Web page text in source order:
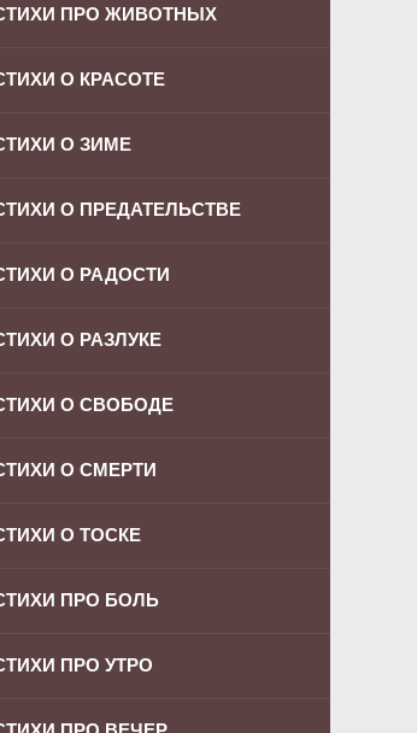
ПРО ЖИВОТНЫХ
О КРАСОТЕ
О ЗИМЕ
О ПРЕДАТЕЛЬСТВЕ
О РАДОСТИ
О РАЗЛУКЕ
О СВОБОДЕ
О СМЕРТИ
О ТОСКЕ
ПРО БОЛЬ
ПРО УТРО